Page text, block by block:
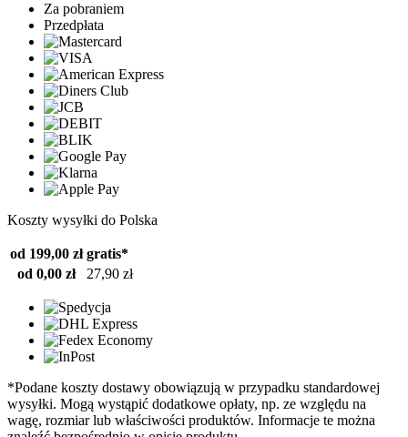
Za pobraniem
Przedpłata
Koszty wysyłki do Polska
od 199,00 zł gratis*
od 0,00 zł
27,90 zł
*Podane koszty dostawy obowiązują w przypadku standardowej
wysyłki. Mogą wystąpić dodatkowe opłaty, np. ze względu na
wagę, rozmiar lub właściwości produktów. Informacje te można